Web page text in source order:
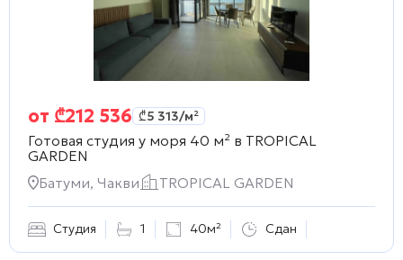
от ₾212 536 ₾5 313/м²
Готовая студия у моря 40 м² в TROPICAL
GARDEN
Батуми, Чакви
TROPICAL GARDEN
Студия 1 40м² Сдан